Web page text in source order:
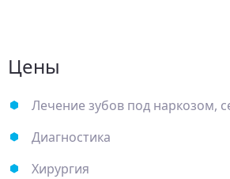
Цены
Лечение зубов под наркозом,
Диагностика
Хирургия